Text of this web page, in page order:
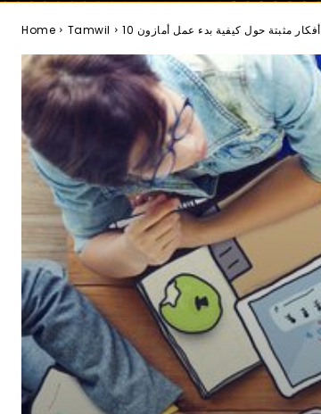
Home Tamwil 10 أفكار مثبتة حول كيفية بدء عمل أمازون